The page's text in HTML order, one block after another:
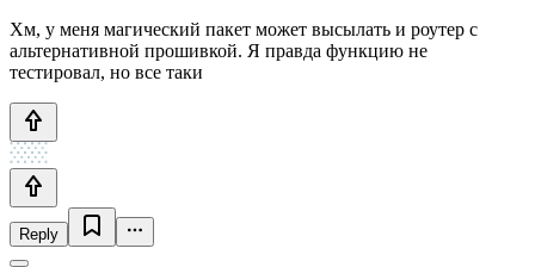
Хм, у меня магический пакет может высылать и роутер с
альтернативной прошивкой. Я правда функцию не
тестировал, но все таки
Reply